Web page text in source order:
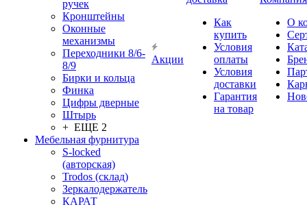
ручек
Кронштейны
Оконные
механизмы
Переходники 8/6-
8/9
Бирки и кольца
Финка
Цифры дверные
Штырь
+ ЕЩЕ 2
Мебельная фурнитура
S-locked
(авторская)
Trodos (склад)
Зеркалодержатель
КАРАТ
Акции
Как
купить
Условия
оплаты
Условия
доставки
Гарантия
на товар
О